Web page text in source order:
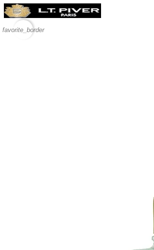
favorite_border